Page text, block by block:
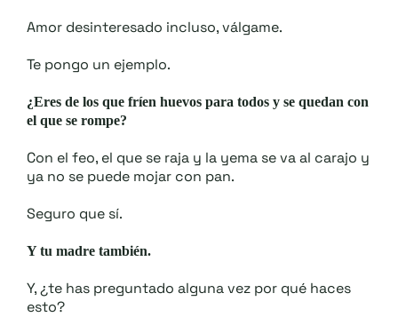
Amor desinteresado incluso, válgame.
Te pongo un ejemplo.
¿Eres de los que fríen huevos para todos y se quedan con
el que se rompe?
Con el feo, el que se raja y la yema se va al carajo y
ya no se puede mojar con pan.
Seguro que sí.
Y tu madre también.
Y, ¿te has preguntado alguna vez por qué haces
esto?